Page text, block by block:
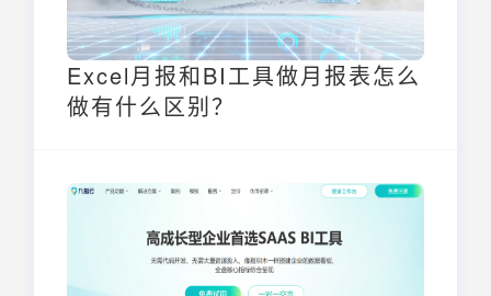
Excel月报和BI工具做月报表怎么
做有什么区别？